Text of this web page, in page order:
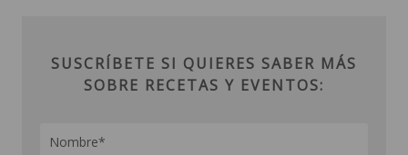
SUSCRÍBETE SI QUIERES SABER MÁS
SOBRE RECETAS Y EVENTOS: